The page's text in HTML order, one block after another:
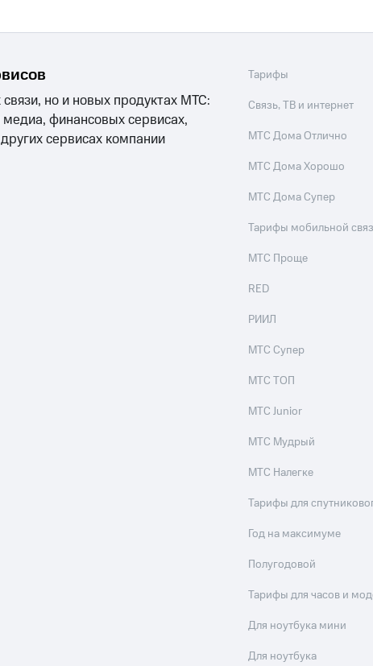
но и новых продуктах МТС:
финансовых сервисах,
сервисах компании
Тарифы
Связь, ТВ и интернет
МТС Дома Отлично
МТС Дома Хорошо
МТС Дома Супер
Тарифы мобильной
МТС Проще
RED
РИИЛ
МТС Супер
МТС ТОП
МТС Junior
МТС Мудрый
МТС Налегке
Тарифы для
Год на максимуме
Полугодовой
Тарифы для часов и
Для ноутбука мини
Для ноутбука